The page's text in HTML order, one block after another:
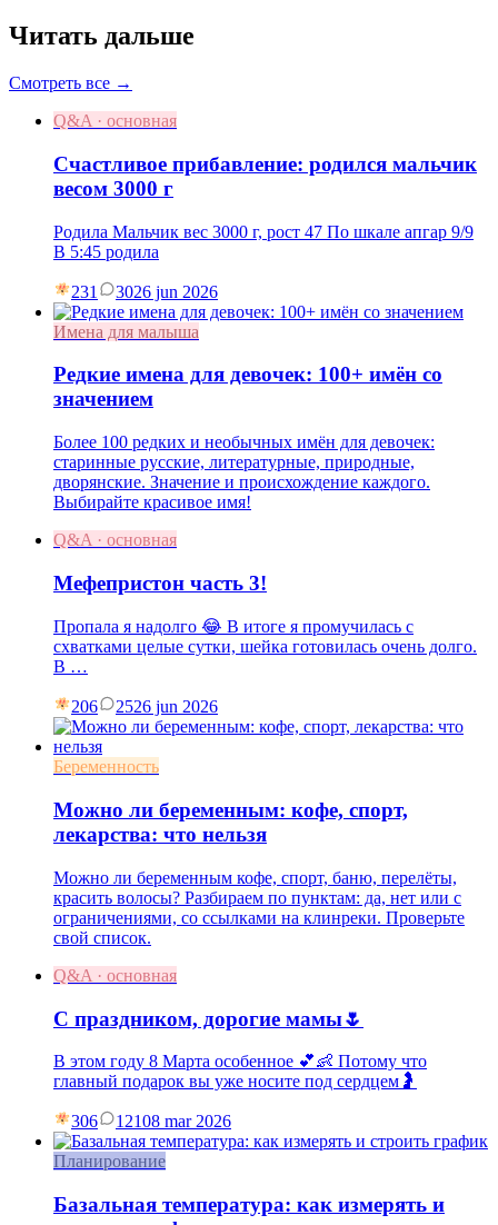
Читать дальше
Смотреть все →
Q&A · основная
Счастливое прибавление: родился мальчик
весом 3000 г
Родила Мальчик вес 3000 г, рост 47 По шкале апгар 9/9
В 5:45 родила
231 3026 jun 2026
Имена для малыша
Редкие имена для девочек: 100+ имён со
значением
Более 100 редких и необычных имён для девочек:
старинные русские, литературные, природные,
дворянские. Значение и происхождение каждого.
Выбирайте красивое имя!
Q&A · основная
Мефепристон часть 3!
Пропала я надолго 😂 В итоге я промучилась с
схватками целые сутки, шейка готовилась очень долго.
В …
206 2526 jun 2026
Беременность
Можно ли беременным: кофе, спорт,
лекарства: что нельзя
Можно ли беременным кофе, спорт, баню, перелёты,
красить волосы? Разбираем по пунктам: да, нет или с
ограничениями, со ссылками на клинреки. Проверьте
свой список.
Q&A · основная
С праздником, дорогие мамы🌷
В этом году 8 Марта особенное 💕👶 Потому что
главный подарок вы уже носите под сердцем🤰
306 12108 mar 2026
Планирование
Базальная температура: как измерять и